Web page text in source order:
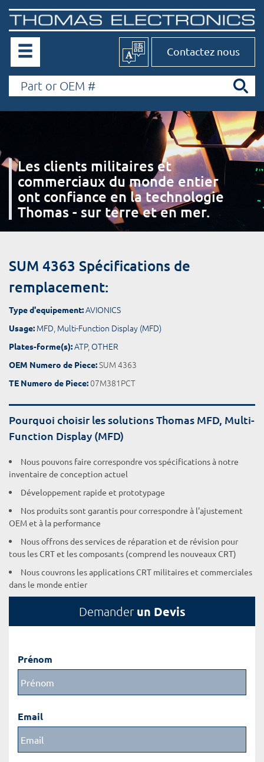
Contactez nous
Les clients militaires et
commerciaux du monde entier
ont confiance en la technologie
Thomas - sur terre et en mer.
SUM 4363 Spécifications de
remplacement:
Type d'equipement:AVIONICS
Usage: MFD, Multi-Function Display (MFD)
Plates-forme(s):ATP, OTHER
OEM Numero de Piece:SUM 4363
TE Numero de Piece:07M381PCT
Pourquoi choisir les solutions Thomas MFD, Multi-
Function Display (MFD)
Nous pouvons faire correspondre vos spécifications à notre
inventaire de conception actuel
Développement rapide et prototypage
Nos produits sont garantis pour correspondre à l'ajustement
OEM et à la performance
Nous offrons des services de réparation et de révision pour
tous les CRT et les composants (comprend les nouveaux CRT)
Nous couvrons les applications CRT militaires et commerciales
dans le monde entier
Demander un Devis
Prénom
Email